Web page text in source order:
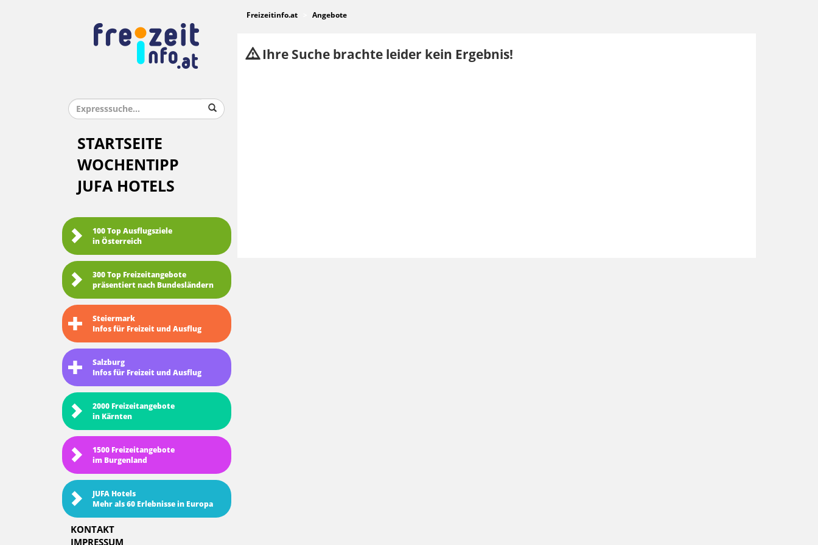
STARTSEITE
WOCHENTIPP
JUFA HOTELS
100 Top Ausflugsziele
in Österreich
300 Top Freizeitangebote
präsentiert nach Bundesländern
Steiermark
Infos für Freizeit und Ausflug
Salzburg
Infos für Freizeit und Ausflug
2000 Freizeitangebote
in Kärnten
1500 Freizeitangebote
im Burgenland
JUFA Hotels
Mehr als 60 Erlebnisse in Europa
KONTAKT
IMPRESSUM
Freizeitinfo.at Angebote
Ihre Suche brachte leider kein Ergebnis!